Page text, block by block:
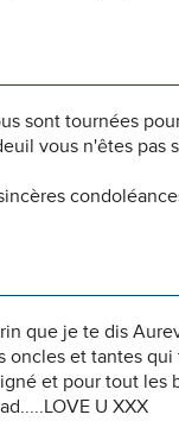
sont tournées
vous n'êtes
que je te dis
oncles et tantes
et pour tout les
U XXX